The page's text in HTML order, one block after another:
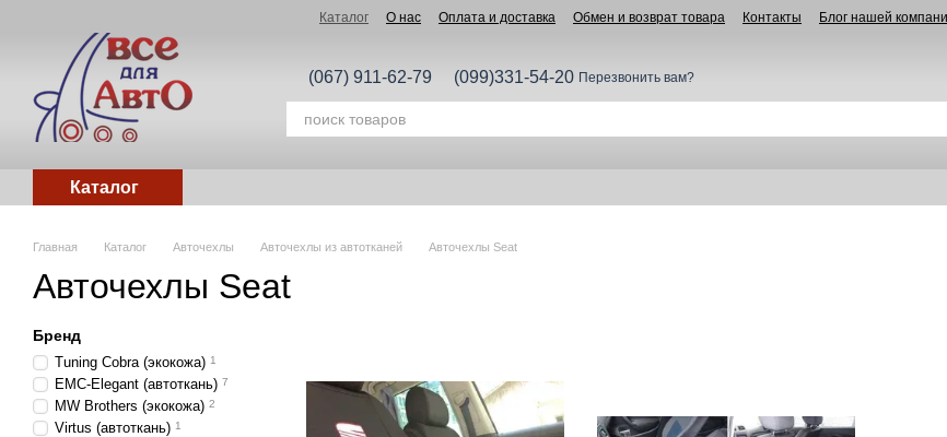
Каталог О нас Оплата и доставка Обмен и возврат товара Контакты Блог нашей
(067) 911-62-79 (099)331-54-20 Перезвонить вам?
Каталог
Главная Каталог Авточехлы Авточехлы из автотканей Авточехлы Seat
Авточехлы Seat
Бренд
Tuning Cobra (экокожа) 1
EMC-Elegant (автоткань) 7
MW Brothers (экокожа) 2
Virtus (автоткань) 1